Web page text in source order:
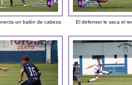
un balón de cabeza El defensor le saca el